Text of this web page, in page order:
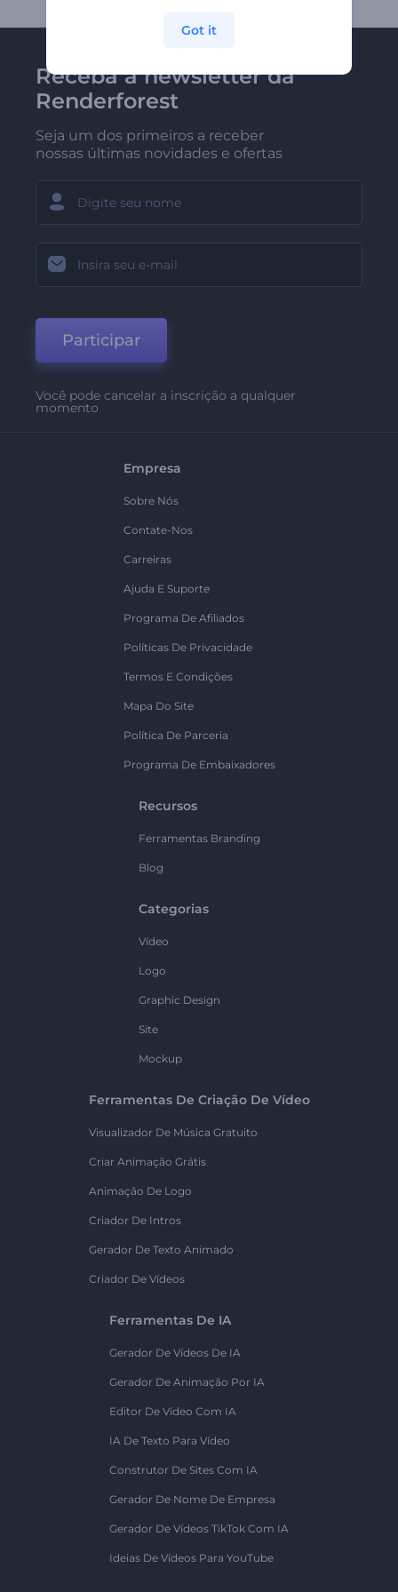
Receba a newsletter da
Renderforest
Seja um dos primeiros a receber
nossas últimas novidades e ofertas
Participar
Você pode cancelar a inscrição a qualquer
momento
Empresa
Sobre Nós
Contate-Nos
Carreiras
Ajuda E Suporte
Programa De Afiliados
Políticas De Privacidade
Termos E Condições
Mapa Do Site
Política De Parceria
Programa De Embaixadores
Recursos
Ferramentas Branding
Blog
Categorias
Vídeo
Logo
Graphic Design
Site
Mockup
Ferramentas De Criação De Vídeo
Visualizador De Música Gratuito
Criar Animação Grátis
Animação De Logo
Criador De Intros
Gerador De Texto Animado
Criador De Vídeos
Ferramentas De IA
Gerador De Vídeos De IA
Gerador De Animação Por IA
Editor De Vídeo Com IA
IA De Texto Para Vídeo
Construtor De Sites Com IA
Gerador De Nome De Empresa
Gerador De Vídeos TikTok Com IA
Ideias De Vídeos Para YouTube
Got it